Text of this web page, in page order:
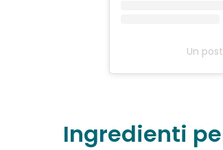
Un
Ingredienti